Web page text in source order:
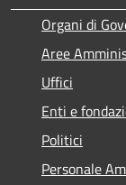
Organi di
Aree
Uffici
Enti e
Politici
Personale